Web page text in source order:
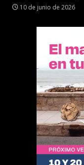
10 de junio de 2026